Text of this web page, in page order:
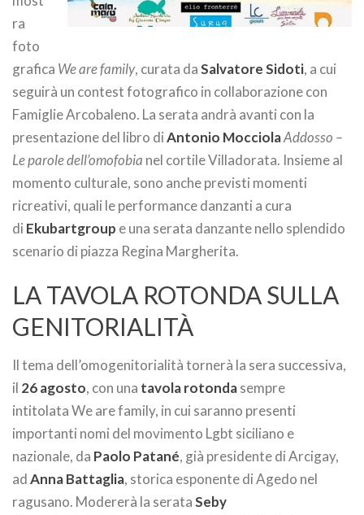
ra
foto
grafica We are family, curata daSalvatore Sidoti, a cui
seguirà un contest fotografico in collaborazione con
Famiglie Arcobaleno. La serata andrà avanti con la
presentazione del libro diAntonio MocciolaAddosso –
Le parole dell’omofobia nel cortile Villadorata. Insieme al
momento culturale, sono anche previsti momenti
ricreativi, quali le performance danzanti a cura
di Ekubartgroup e una serata danzante nello splendido
scenario di piazza Regina Margherita.
LA TAVOLA ROTONDA SULLA
GENITORIALITÀ
Il tema dell’omogenitorialità tornerà la sera successiva,
il 26 agosto, con una tavola rotondasempre
intitolataWe are family, in cui saranno presenti
importanti nomi del movimento Lgbt siciliano e
nazionale, da Paolo Patané, già presidente di Arcigay,
adAnna Battaglia, storica esponente di Agedo nel
ragusano. Modererà la serataSeby